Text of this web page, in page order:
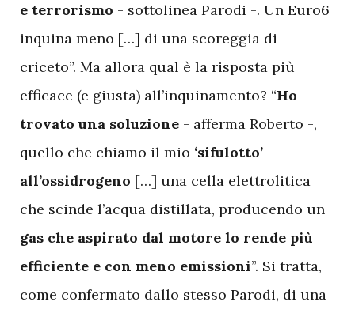
e terrorismo - sottolinea Parodi -. Un Euro6
inquina meno […] di una scoreggia di
criceto”. Ma allora qual è la risposta più
efficace (e giusta) all’inquinamento? “Ho
trovato una soluzione - afferma Roberto -,
quello che chiamo il mio ‘sifulotto’
all’ossidrogeno […] una cella elettrolitica
che scinde l’acqua distillata, producendo un
gas che aspirato dal motore lo rende più
efficiente e con meno emissioni”. Si tratta,
come confermato dallo stesso Parodi, di una